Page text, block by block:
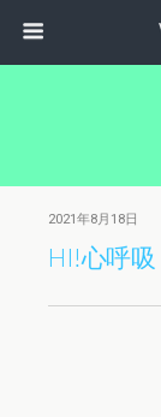
2021年8月18日
HI!心呼